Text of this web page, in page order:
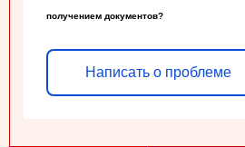
получением документов?
Написать о проблеме